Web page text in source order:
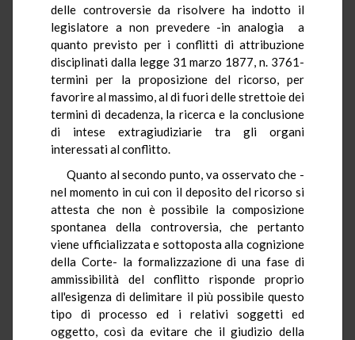
delle controversie da risolvere ha indotto il
legislatore a non prevedere -in analogia a
quanto previsto per i conflitti di attribuzione
disciplinati dalla legge 31 marzo 1877, n. 3761-
termini per la proposizione del ricorso, per
favorire al massimo, al di fuori delle strettoie dei
termini di decadenza, la ricerca e la conclusione
di intese extragiudiziarie tra gli organi
interessati al conflitto.
Quanto al secondo punto, va osservato che -
nel momento in cui con il deposito del ricorso si
attesta che non è possibile la composizione
spontanea della controversia, che pertanto
viene ufficializzata e sottoposta alla cognizione
della Corte- la formalizzazione di una fase di
ammissibilità del conflitto risponde proprio
all'esigenza di delimitare il più possibile questo
tipo di processo ed i relativi soggetti ed
oggetto, così da evitare che il giudizio della